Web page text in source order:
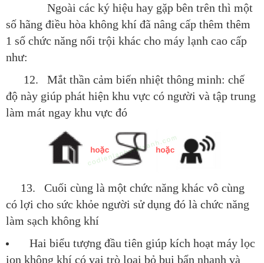
Ngoài các ký hiệu hay gặp bên trên thì một
số hãng điều hòa không khí đã nâng cấp thêm thêm
1 số chức năng nổi trội khác cho máy lạnh cao cấp
như:
12. Mắt thần cảm biến nhiệt thông minh: chế
độ này giúp phát hiện khu vực có người và tập trung
làm mát ngay khu vực đó
13. Cuối cùng là một chức năng khác vô cùng
có lợi cho sức khỏe người sử dụng đó là chức năng
làm sạch không khí
Hai biểu tượng đầu tiên giúp kích hoạt máy lọc
ion không khí có vai trò loại bỏ bụi bẩn nhanh và